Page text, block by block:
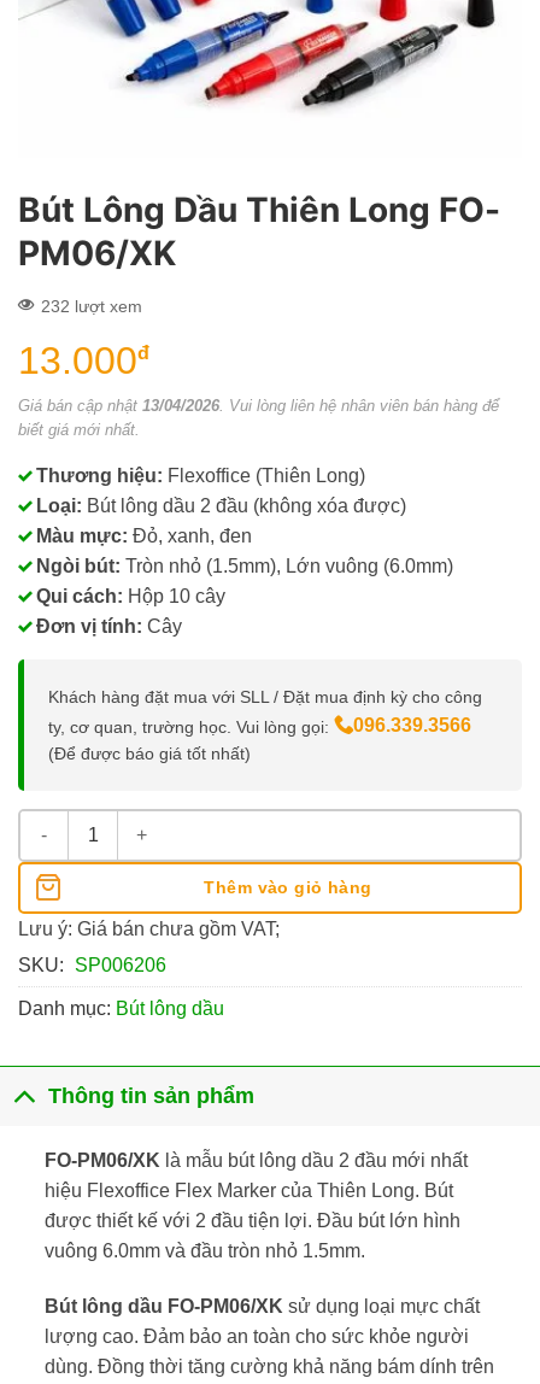
Bút Lông Dầu Thiên Long FO-
PM06/XK
232 lượt xem
13.000đ
Giá bán cập nhật 13/04/2026 . Vui lòng liên hệ nhân viên bán hàng để
biết giá mới nhất.
Thương hiệu: Flexoffice (Thiên Long)
Loại: Bút lông dầu 2 đầu (không xóa được)
Màu mực: Đỏ, xanh, đen
Ngòi bút: Tròn nhỏ (1.5mm), Lớn vuông (6.0mm)
Qui cách: Hộp 10 cây
Đơn vị tính: Cây
Khách hàng đặt mua với SLL / Đặt mua định kỳ cho công
ty, cơ quan, trường học. Vui lòng gọi:
096.339.3566
(Để được báo giá tốt nhất)
Bút Lông Dầu Thiên Long FO-PM06/XK số lượng
Thêm vào giỏ hàng
Lưu ý: Giá bán chưa gồm VAT;
SKU:
SP006206
Danh mục: Bút lông dầu
Thông tin sản phẩm
FO-PM06/XK là mẫu bút lông dầu 2 đầu mới nhất
hiệu Flexoffice Flex Marker của Thiên Long. Bút
được thiết kế với 2 đầu tiện lợi. Đầu bút lớn hình
vuông 6.0mm và đầu tròn nhỏ 1.5mm.
Bút lông dầu FO-PM06/XK sử dụng loại mực chất
lượng cao. Đảm bảo an toàn cho sức khỏe người
dùng. Đồng thời tăng cường khả năng bám dính trên